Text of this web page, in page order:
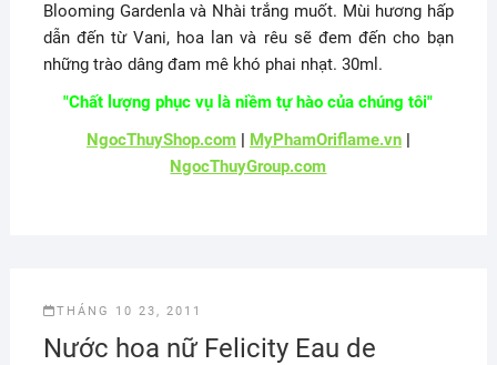
Blooming Gardenla và Nhài trắng muốt. Mùi hương hấp
dẫn đến từ Vani, hoa lan và rêu sẽ đem đến cho bạn
những trào dâng đam mê khó phai nhạt. 30ml.
"Chất lượng phục vụ là niềm tự hào của chúng tôi"
NgocThuyShop.com| MyPhamOriflame.vn|
NgocThuyGroup.com
THÁNG 10 23, 2011
Nước hoa nữ Felicity Eau de